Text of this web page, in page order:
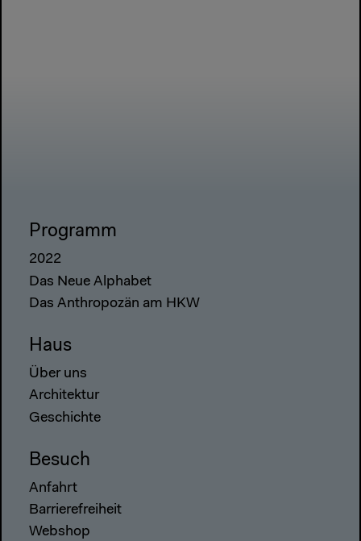
Programm
2022
Das Neue Alphabet
Das Anthropozän am HKW
Haus
Über uns
Architektur
Geschichte
Besuch
Anfahrt
Barrierefreiheit
Webshop